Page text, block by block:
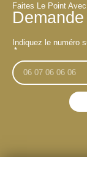
Faites Le Point
Indiquez le numéro